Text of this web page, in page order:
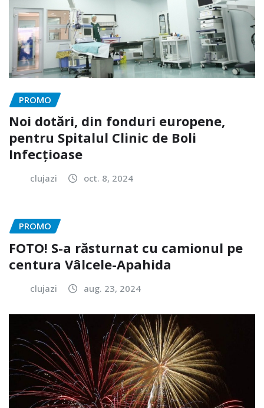
PROMO
Noi dotări, din fonduri europene,
pentru Spitalul Clinic de Boli
Infecțioase
clujazi oct. 8, 2024
PROMO
FOTO! S-a răsturnat cu camionul pe
centura Vâlcele-Apahida
clujazi aug. 23, 2024